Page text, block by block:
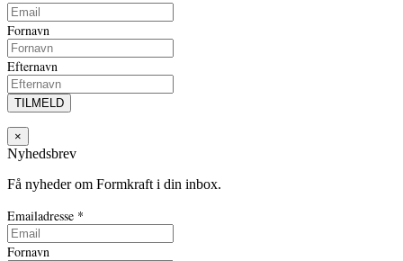
Fornavn
Efternavn
×
Nyhedsbrev
Få nyheder om Formkraft i din inbox.
Emailadresse *
Fornavn